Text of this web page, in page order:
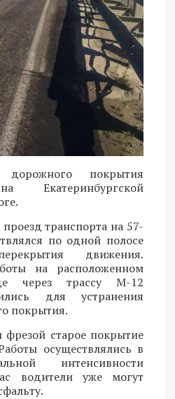
покрытия
Екатеринбургской
транспорта на 57-
по одной полосе
движения.
на расположенном
через трассу М-12
для устранения
покрытия.
фрезой старое покрытие
осуществлялись в
интенсивности
водители уже могут